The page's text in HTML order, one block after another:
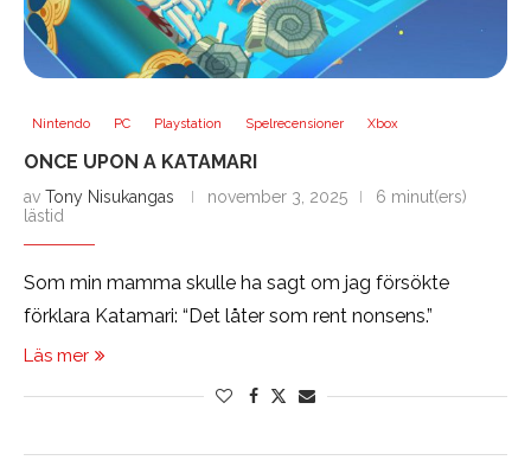
Nintendo PC Playstation Spelrecensioner Xbox
ONCE UPON A KATAMARI
av Tony Nisukangas november 3, 2025
6 minut(ers)
lästid
Som min mamma skulle ha sagt om jag försökte
förklara Katamari: “Det låter som rent nonsens.”
Läs mer